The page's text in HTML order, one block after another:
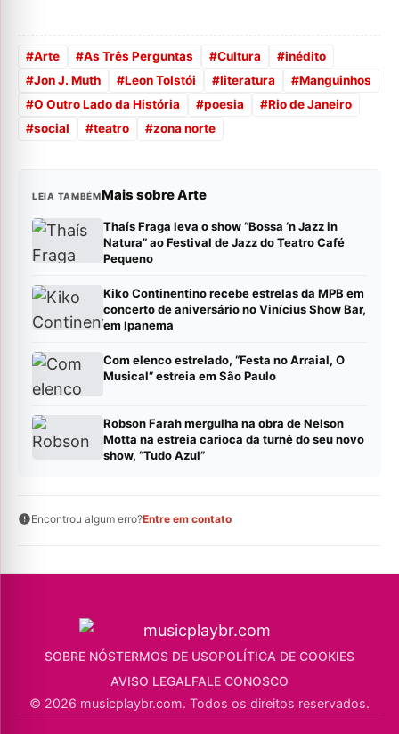
#Arte #As Três Perguntas #Cultura #inédito
#Jon J. Muth #Leon Tolstói #literatura #Manguinhos
#O Outro Lado da História #poesia #Rio de Janeiro
#social #teatro #zona norte
LEIA TAMBÉMMais sobre Arte
Thaís Fraga leva o show “Bossa ‘n Jazz in
Natura” ao Festival de Jazz do Teatro Café
Pequeno
Kiko Continentino recebe estrelas da MPB em
concerto de aniversário no Vinícius Show Bar,
em Ipanema
Com elenco estrelado, “Festa no Arraial, O
Musical” estreia em São Paulo
Robson Farah mergulha na obra de Nelson
Motta na estreia carioca da turnê do seu novo
show, “Tudo Azul”
Encontrou algum erro?Entre em contato
SOBRE NÓSTERMOS DE USOPOLÍTICA DE COOKIES
AVISO LEGALFALE CONOSCO
© 2026 musicplaybr.com. Todos os direitos reservados.